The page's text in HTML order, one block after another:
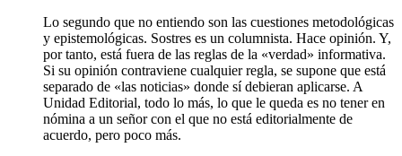
Lo segundo que no entiendo son las cuestiones metodológicas
y epistemológicas. Sostres es un columnista. Hace opinión. Y,
por tanto, está fuera de las reglas de la «verdad» informativa.
Si su opinión contraviene cualquier regla, se supone que está
separado de «las noticias» donde sí debieran aplicarse. A
Unidad Editorial, todo lo más, lo que le queda es no tener en
nómina a un señor con el que no está editorialmente de
acuerdo, pero poco más.